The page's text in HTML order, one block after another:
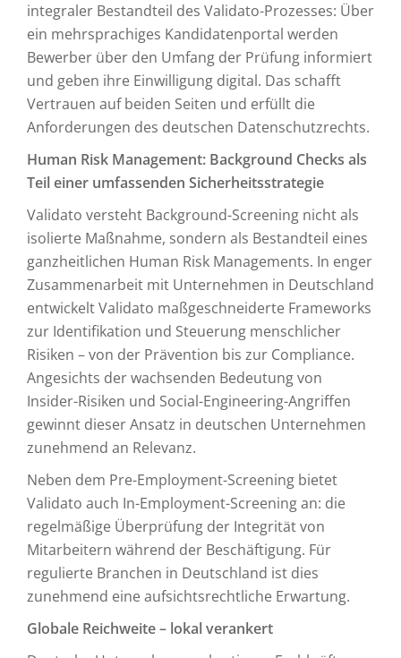
integraler Bestandteil des Validato-Prozesses: Über
ein mehrsprachiges Kandidatenportal werden
Bewerber über den Umfang der Prüfung informiert
und geben ihre Einwilligung digital. Das schafft
Vertrauen auf beiden Seiten und erfüllt die
Anforderungen des deutschen Datenschutzrechts.
Human Risk Management: Background Checks als
Teil einer umfassenden Sicherheitsstrategie
Validato versteht Background-Screening nicht als
isolierte Maßnahme, sondern als Bestandteil eines
ganzheitlichen Human Risk Managements. In enger
Zusammenarbeit mit Unternehmen in Deutschland
entwickelt Validato maßgeschneiderte Frameworks
zur Identifikation und Steuerung menschlicher
Risiken – von der Prävention bis zur Compliance.
Angesichts der wachsenden Bedeutung von
Insider-Risiken und Social-Engineering-Angriffen
gewinnt dieser Ansatz in deutschen Unternehmen
zunehmend an Relevanz.
Neben dem Pre-Employment-Screening bietet
Validato auch In-Employment-Screening an: die
regelmäßige Überprüfung der Integrität von
Mitarbeitern während der Beschäftigung. Für
regulierte Branchen in Deutschland ist dies
zunehmend eine aufsichtsrechtliche Erwartung.
Globale Reichweite – lokal verankert